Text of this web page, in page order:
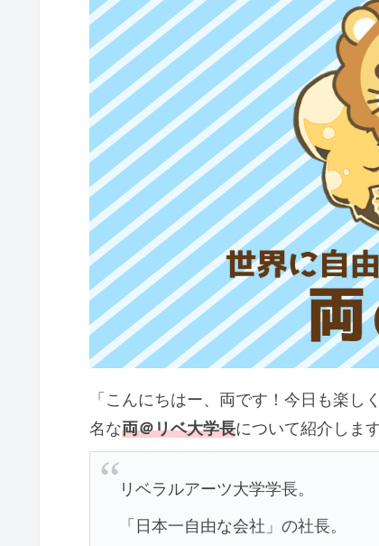
【まとめ】お金の知識がなけれ
経済的自由を目指して家計簿を
「こんにちはー、両です！今日も楽
名な両＠リベ大学長について紹介します
リベラルアーツ大学学長。
「日本一自由な会社」の社長。